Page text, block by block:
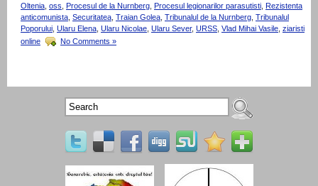
Oltenia, oss, Procesul de la Nurnberg, Procesul legionarilor parasutisti, Rezistenta
anticomunista, Securitatea, Traian Golea, Tribunalul de la Nurnberg, Tribunalul
Poporului, Ularu Elena, Ularu Nicolae, Ularu Sever, URSS, Vlad Mihai Vasile, ziaristi
online
No Comments »